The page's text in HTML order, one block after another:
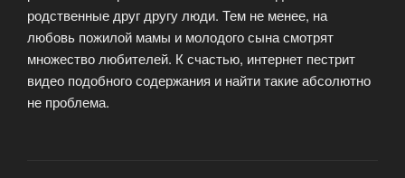
родственные друг другу люди. Тем не менее, на
любовь пожилой мамы и молодого сына смотрят
множество любителей. К счастью, интернет пестрит
видео подобного содержания и найти такие абсолютно
не проблема.